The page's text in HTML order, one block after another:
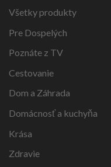
Všetky produkty
Pre Dospelých
Poznáte z TV
Cestovanie
Dom a Záhrada
Domácnosť a kuchyňa
Krása
Zdravie